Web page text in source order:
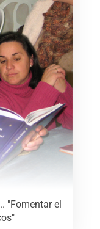
"Fomentar el